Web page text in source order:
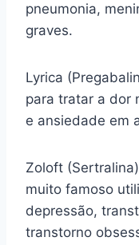
pneumonia,
graves.
Lyrica
para tratar a dor
e ansiedade em
Zoloft
muito famoso
depressão,
transtorno